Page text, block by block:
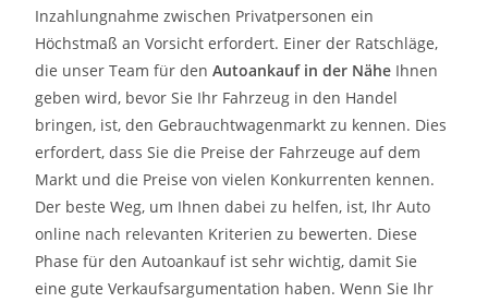
Inzahlungnahme zwischen Privatpersonen ein
Höchstmaß an Vorsicht erfordert. Einer der Ratschläge,
die unser Team für denAutoankauf in der Nähe Ihnen
geben wird, bevor Sie Ihr Fahrzeug in den Handel
bringen, ist, den Gebrauchtwagenmarkt zu kennen. Dies
erfordert, dass Sie die Preise der Fahrzeuge auf dem
Markt und die Preise von vielen Konkurrenten kennen.
Der beste Weg, um Ihnen dabei zu helfen, ist, Ihr Auto
online nach relevanten Kriterien zu bewerten. Diese
Phase für den Autoankauf ist sehr wichtig, damit Sie
eine gute Verkaufsargumentation haben. Wenn Sie Ihr